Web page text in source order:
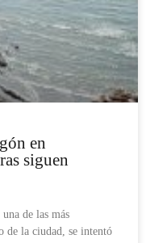
en
siguen
de las más
de la ciudad, se intentó